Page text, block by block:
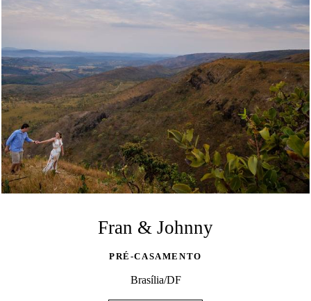
Fran & Johnny
PRÉ-CASAMENTO
Brasília/DF